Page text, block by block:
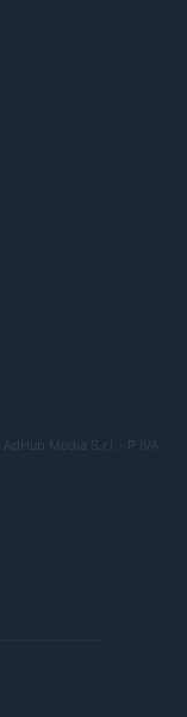
AdHub Media S.r.l. · P.IVA